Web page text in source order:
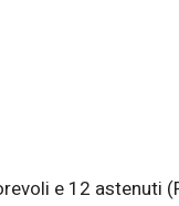
e 12 astenuti